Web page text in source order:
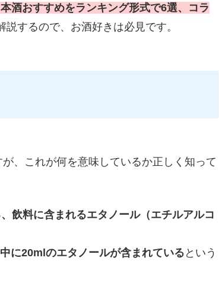
酒おすすめをランキング形式で6選、コラ
説するので、お酒好きは必見です。
、これが何を意味しているか正しく知って
飲料に含まれるエタノール（エチルアルコ
に20mlのエタノールが含まれている という